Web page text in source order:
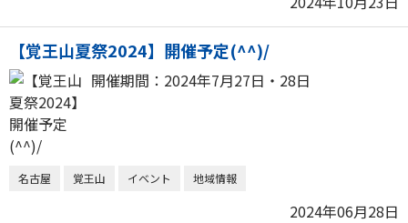
【覚王山夏祭2024】開催予定(^^)/
開催期間：2024年7月27日・28日
名古屋 覚王山 イベント 地域情報
2024年06月28日